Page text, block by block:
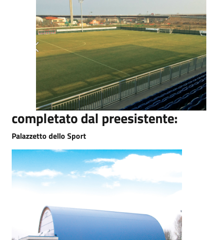
completato dal preesistente:
Palazzetto dello Sport